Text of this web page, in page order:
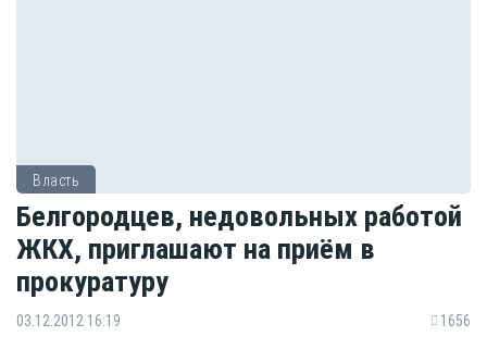
Власть
Белгородцев, недовольных работой
ЖКХ, приглашают на приём в
прокуратуру
03.12.2012 16:19 1656